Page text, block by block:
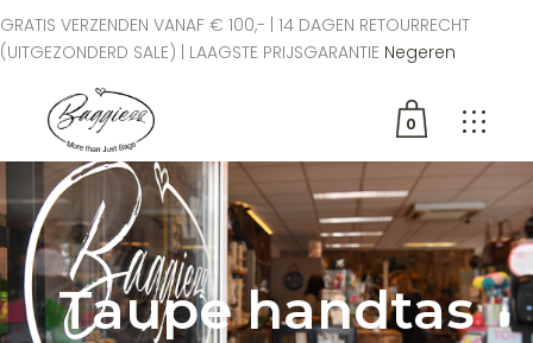
GRATIS VERZENDEN VANAF € 100,- | 14 DAGEN RETOURRECHT
(UITGEZONDERD SALE) | LAAGSTE PRIJSGARANTIE Negeren
0
Geen producten in de
winkelwagen.
Taupe handtas